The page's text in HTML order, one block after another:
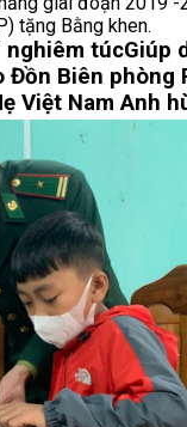
tặng Bằng khen.
nghiêm túcGiúp
Đồn Biên phòng
Việt Nam Anh